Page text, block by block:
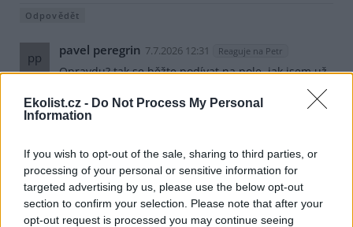
Ekolist.cz - Do Not Process My Personal
Information
If you wish to opt-out of the sale, sharing to third parties, or
processing of your personal or sensitive information for
targeted advertising by us, please use the below opt-out
section to confirm your selection. Please note that after your
opt-out request is processed you may continue seeing
Odpovědět
pp pavel peregrin 7.7.2026 12:31 Reaguje na Petr
Opravdu? tak se běžte podívat na pole, jak jsem už
chytráka a jen dokazujete svoji blbost.
pp pavel peregrin 7.7.2026 12:33 Reaguje na pavel peregrin
A ještě něco- až by vás to živilo také, tak byste
rychle přehodnotil ty svoje filozofické kecy.